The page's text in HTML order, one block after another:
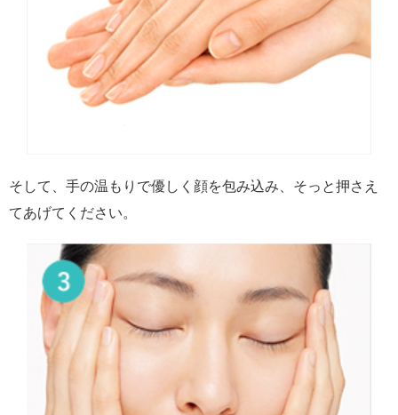
そして、手の温もりで優しく顔を包み込み、そっと押さえ
てあげてください。